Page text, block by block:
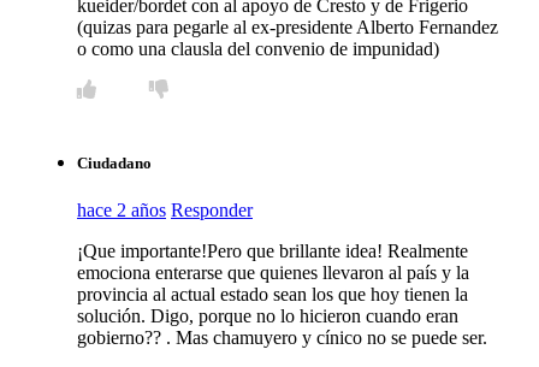
kueider/bordet con al apoyo de Cresto y de Frigerio
(quizas para pegarle al ex-presidente Alberto Fernandez
o como una clausla del convenio de impunidad)
Ciudadano
hace 2 años Responder
¡Que importante!Pero que brillante idea! Realmente
emociona enterarse que quienes llevaron al país y la
provincia al actual estado sean los que hoy tienen la
solución. Digo, porque no lo hicieron cuando eran
gobierno?? . Mas chamuyero y cínico no se puede ser.